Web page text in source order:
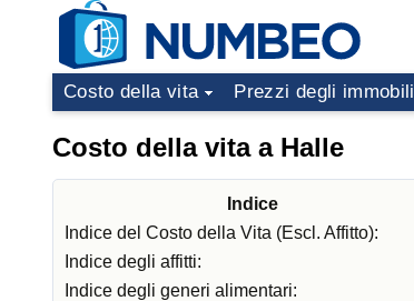
Costo della vita Prezzi degli immobili
Costo della vita a Halle
Indice
Indice del Costo della Vita (Escl. Affitto):
Indice degli affitti:
Indice degli generi alimentari: